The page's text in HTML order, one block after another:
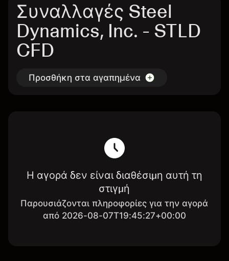
Συναλλαγές Steel
Dynamics, Inc. - STLD
CFD
Προσθήκη στα αγαπημένα
Η αγορά δεν είναι διαθέσιμη αυτή τη
στιγμή
Παρουσιάζονται πληροφορίες για την αγορά
από 2026-08-07T19:45:27+00:00